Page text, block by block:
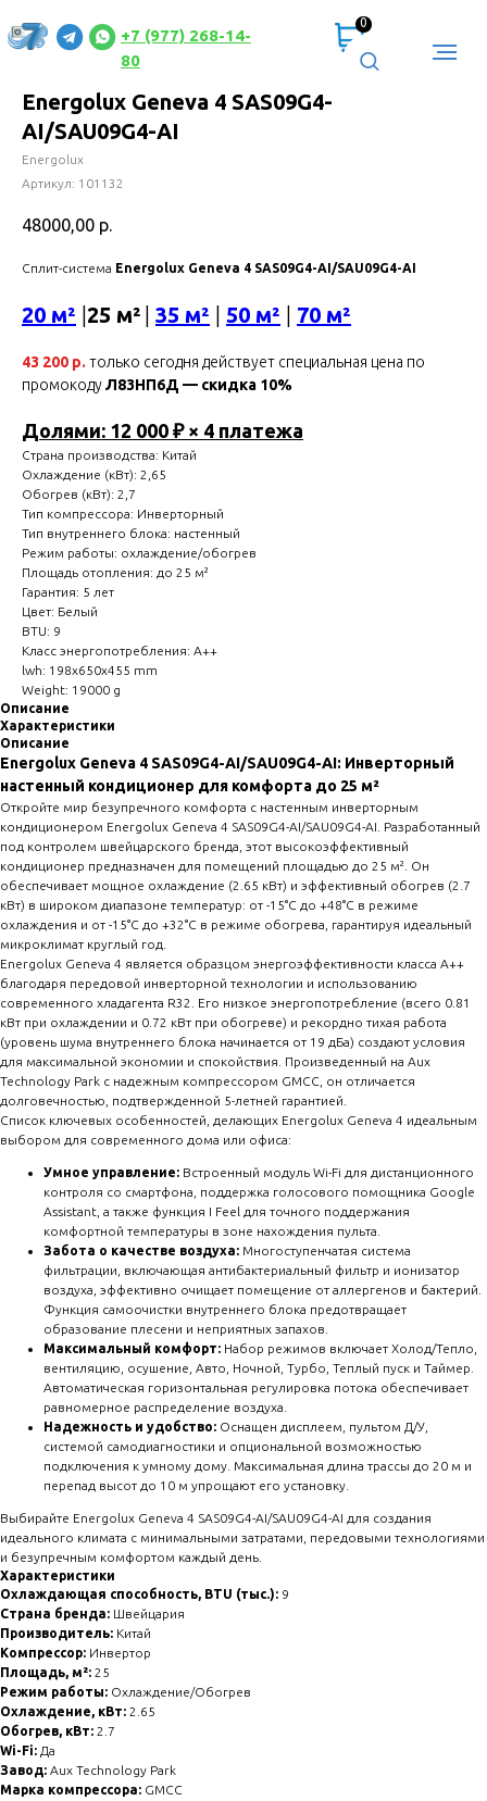
+7 (977) 268-14-
80
0
Energolux Geneva 4 SAS09G4-
AI/SAU09G4-AI
Energolux
Артикул: 101132
48000,00 р.
Сплит-система Energolux Geneva 4 SAS09G4-AI/SAU09G4-AI
20 м² 25 м² 35 м² 50 м² 70 м²
43 200 р. только сегодня действует специальная цена по
промокодуЛ83НП6Д — скидка 10%
Долями: 12 000 ₽ × 4 платежа
Страна производства: Китай
Охлаждение (кВт): 2,65
Обогрев (кВт): 2,7
Тип компрессора: Инверторный
Тип внутреннего блока: настенный
Режим работы: охлаждение/обогрев
Площадь отопления: до 25 м²
Гарантия: 5 лет
Цвет: Белый
BTU: 9
Класс энергопотребления: A++
lwh: 198x650x455 mm
Weight: 19000 g
Описание
Характеристики
Описание
Energolux Geneva 4 SAS09G4-AI/SAU09G4-AI: Инверторный
настенный кондиционер для комфорта до 25 м²
Откройте мир безупречного комфорта с настенным инверторным
кондиционером Energolux Geneva 4 SAS09G4-AI/SAU09G4-AI. Разработанный
под контролем швейцарского бренда, этот высокоэффективный
кондиционер предназначен для помещений площадью до 25 м². Он
обеспечивает мощное охлаждение (2.65 кВт) и эффективный обогрев (2.7
кВт) в широком диапазоне температур: от -15°C до +48°C в режиме
охлаждения и от -15°C до +32°C в режиме обогрева, гарантируя идеальный
микроклимат круглый год.
Energolux Geneva 4 является образцом энергоэффективности класса A++
благодаря передовой инверторной технологии и использованию
современного хладагента R32. Его низкое энергопотребление (всего 0.81
кВт при охлаждении и 0.72 кВт при обогреве) и рекордно тихая работа
(уровень шума внутреннего блока начинается от 19 дБа) создают условия
для максимальной экономии и спокойствия. Произведенный на Aux
Technology Park с надежным компрессором GMCC, он отличается
долговечностью, подтвержденной 5-летней гарантией.
Список ключевых особенностей, делающих Energolux Geneva 4 идеальным
выбором для современного дома или офиса:
Умное управление: Встроенный модуль Wi-Fi для дистанционного
контроля со смартфона, поддержка голосового помощника Google
Assistant, а также функция I Feel для точного поддержания
комфортной температуры в зоне нахождения пульта.
Забота о качестве воздуха: Многоступенчатая система
фильтрации, включающая антибактериальный фильтр и ионизатор
воздуха, эффективно очищает помещение от аллергенов и бактерий.
Функция самоочистки внутреннего блока предотвращает
образование плесени и неприятных запахов.
Максимальный комфорт: Набор режимов включает Холод/Тепло,
вентиляцию, осушение, Авто, Ночной, Турбо, Теплый пуск и Таймер.
Автоматическая горизонтальная регулировка потока обеспечивает
равномерное распределение воздуха.
Надежность и удобство: Оснащен дисплеем, пультом Д/У,
системой самодиагностики и опциональной возможностью
подключения к умному дому. Максимальная длина трассы до 20 м и
перепад высот до 10 м упрощают его установку.
Выбирайте Energolux Geneva 4 SAS09G4-AI/SAU09G4-AI для создания
идеального климата с минимальными затратами, передовыми технологиями
и безупречным комфортом каждый день.
Характеристики
Охлаждающая способность, BTU (тыс.): 9
Страна бренда: Швейцария
Производитель: Китай
Компрессор: Инвертор
Площадь, м²: 25
Режим работы: Охлаждение/Обогрев
Охлаждение, кВт: 2.65
Обогрев, кВт: 2.7
Wi-Fi: Да
Завод: Aux Technology Park
Марка компрессора: GMCC